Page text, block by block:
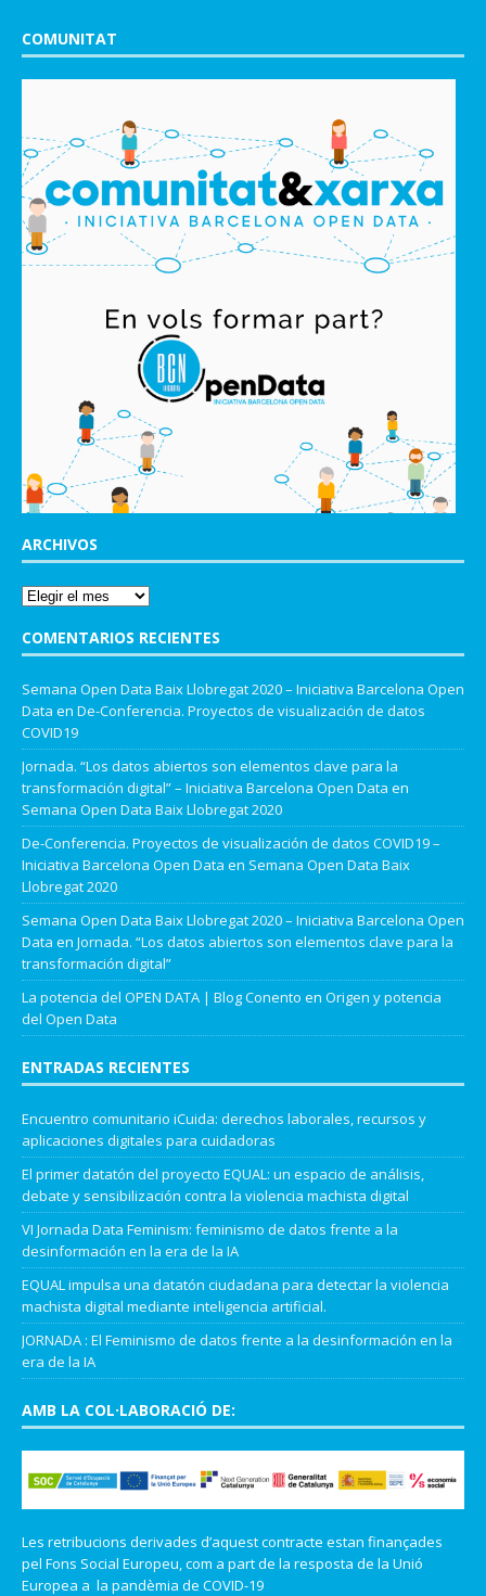
COMUNITAT
ARCHIVOS
COMENTARIOS RECIENTES
Semana Open Data Baix Llobregat 2020 – Iniciativa Barcelona Open
Data en De-Conferencia. Proyectos de visualización de datos
COVID19
Jornada. “Los datos abiertos son elementos clave para la
transformación digital” – Iniciativa Barcelona Open Data en
Semana Open Data Baix Llobregat 2020
De-Conferencia. Proyectos de visualización de datos COVID19 –
Iniciativa Barcelona Open Data en Semana Open Data Baix
Llobregat 2020
Semana Open Data Baix Llobregat 2020 – Iniciativa Barcelona Open
Data en Jornada. “Los datos abiertos son elementos clave para la
transformación digital”
La potencia del OPEN DATA | Blog Conento en Origen y potencia
del Open Data
ENTRADAS RECIENTES
Encuentro comunitario iCuida: derechos laborales, recursos y
aplicaciones digitales para cuidadoras
El primer datatón del proyecto EQUAL: un espacio de análisis,
debate y sensibilización contra la violencia machista digital
VI Jornada Data Feminism: feminismo de datos frente a la
desinformación en la era de la IA
EQUAL impulsa una datatón ciudadana para detectar la violencia
machista digital mediante inteligencia artificial.
JORNADA : El Feminismo de datos frente a la desinformación en la
era de la IA
AMB LA COL·LABORACIÓ DE:
Les retribucions derivades d’aquest contracte estan finançades
pel Fons Social Europeu, com a part de la resposta de la Unió
Europea a la pandèmia de COVID-19